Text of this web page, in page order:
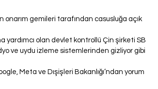
onarım gemileri tarafından casusluğa açık
yardımcı olan devlet kontrollü Çin şirketi SB
ve uydu izleme sistemlerinden gizliyor gibi
Meta ve Dışişleri Bakanlığı’ndan yorum